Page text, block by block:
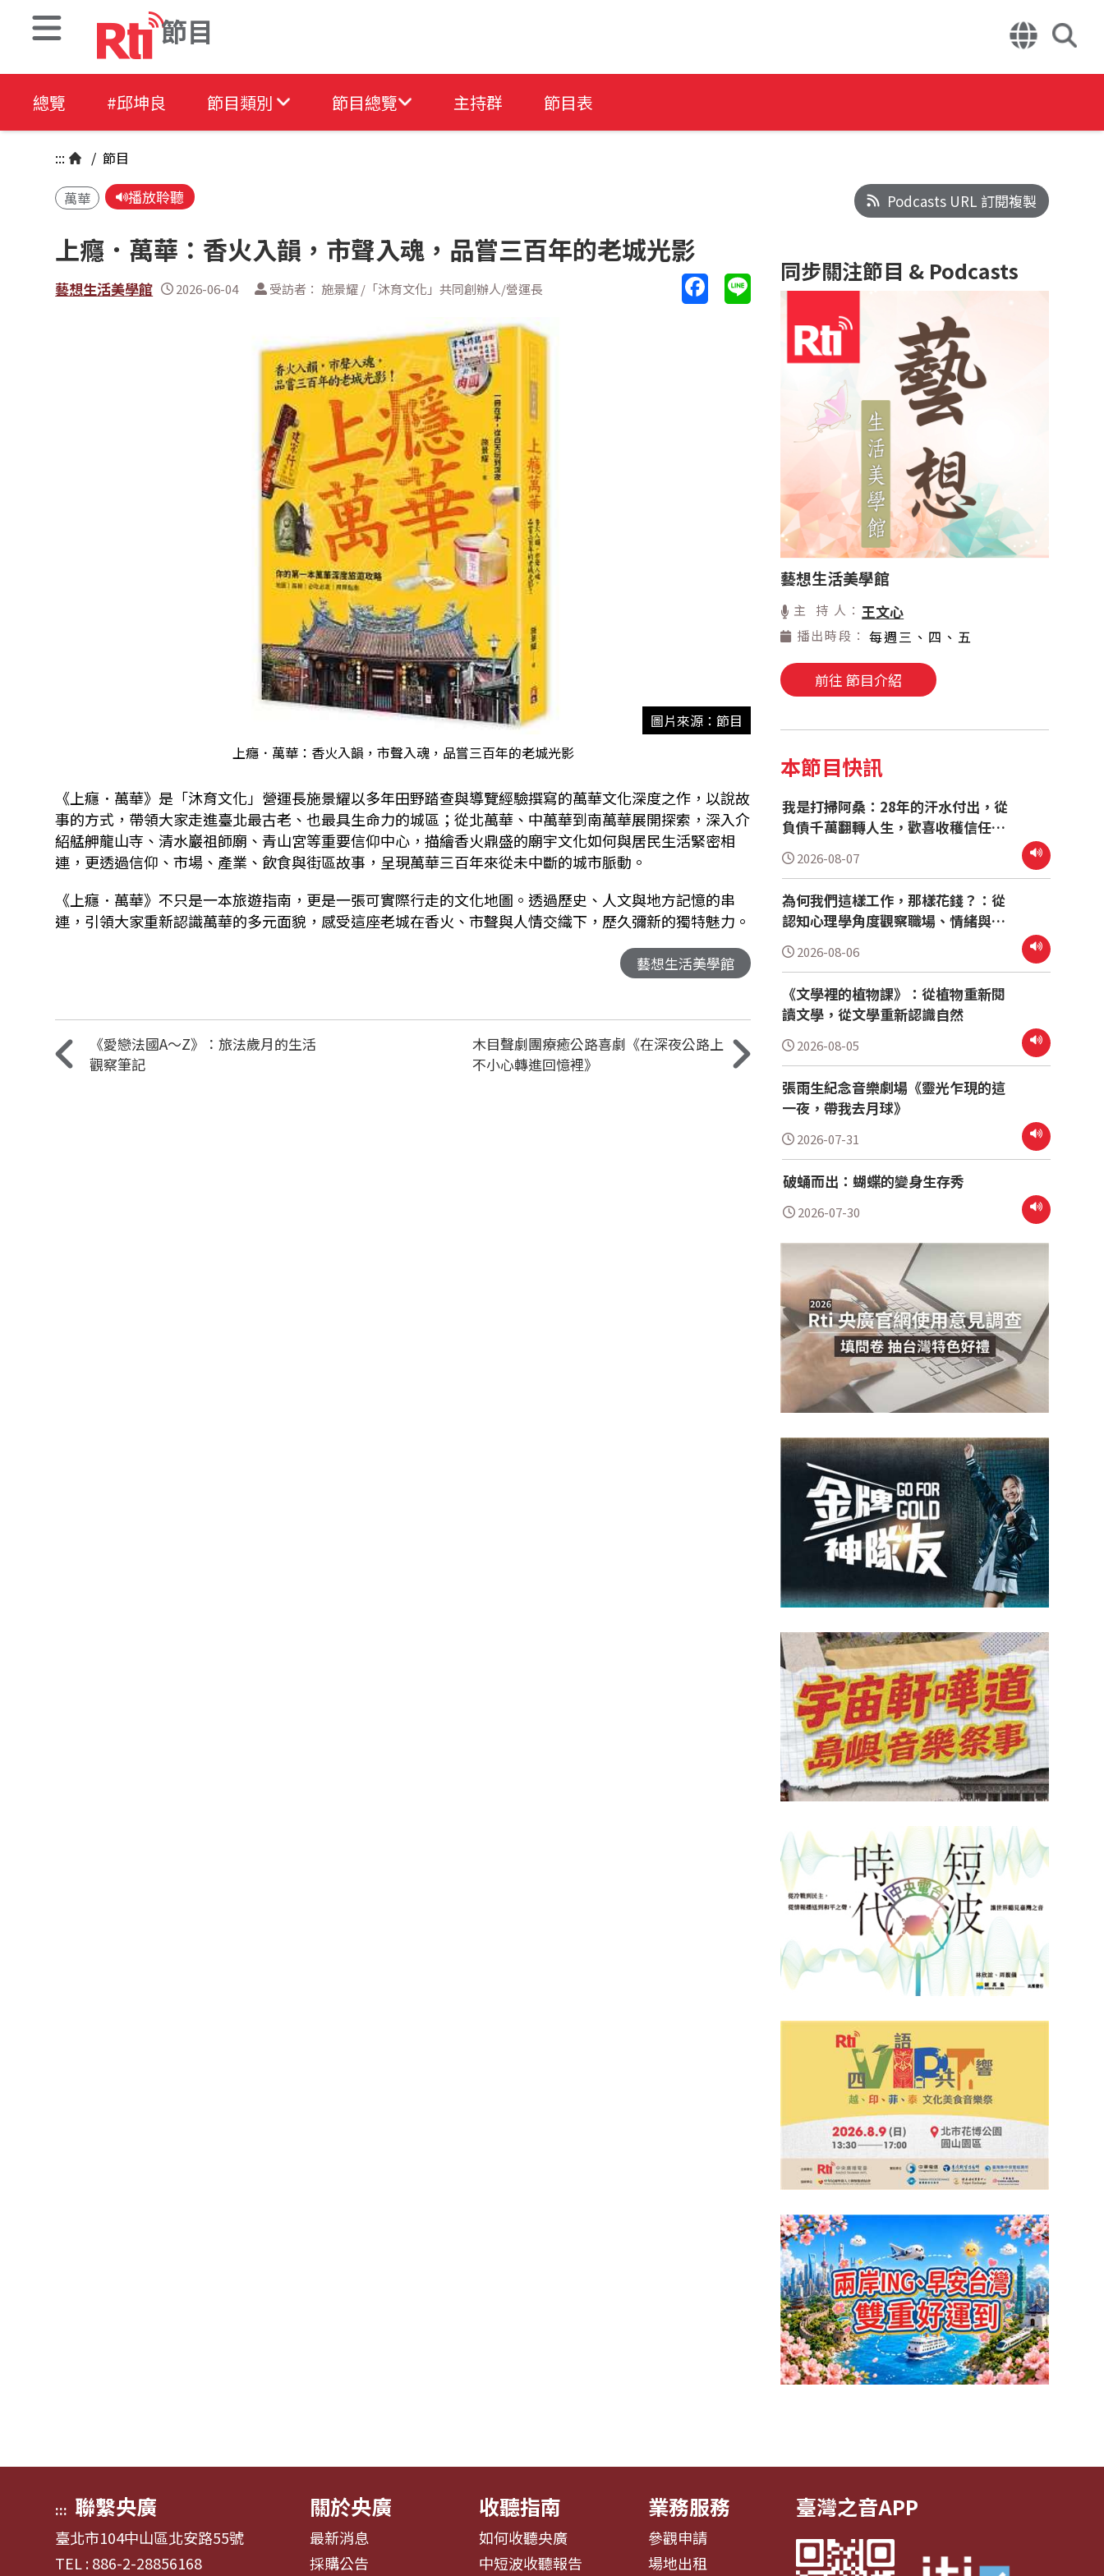
節目
總覽 #邱坤良 節目類別 節目總覽 主持群 節目表
::: / 節目
萬華 播放聆聽
上癮．萬華：香火入韻，市聲入魂，品嘗三百年的老城光影
藝想生活美學館 2026-06-04 受訪者： 施景耀 /「沐育文化」共同創辦人/營運長
圖片來源：節目
上癮．萬華：香火入韻，市聲入魂，品嘗三百年的老城光影
《上癮．萬華》是「沐育文化」營運長施景耀以多年田野踏查與導覽經驗撰寫的萬華文化深度之作，以說故
事的方式，帶領大家走進臺北最古老、也最具生命力的城區；從北萬華、中萬華到南萬華展開探索，深入介
紹艋舺龍山寺、清水巖祖師廟、青山宮等重要信仰中心，描繪香火鼎盛的廟宇文化如何與居民生活緊密相
連，更透過信仰、市場、產業、飲食與街區故事，呈現萬華三百年來從未中斷的城市脈動。
《上癮．萬華》不只是一本旅遊指南，更是一張可實際行走的文化地圖。透過歷史、人文與地方記憶的串
連，引領大家重新認識萬華的多元面貌，感受這座老城在香火、市聲與人情交織下，歷久彌新的獨特魅力。
藝想生活美學館
《愛戀法國A～Z》：旅法歲月的生活
觀察筆記
木目聲劇團療癒公路喜劇《在深夜公路上
不小心轉進回憶裡》
Podcasts URL 訂閱複製
同步關注節目 & Podcasts
藝想生活美學館
主 持 人： 王文心
播出時段： 每週三、四、五
前往 節目介紹
本節目快訊
我是打掃阿桑：28年的汗水付出，從
負債千萬翻轉人生，歡喜收穫信任與
尊重
2026-08-07
為何我們這樣工作，那樣花錢？：從
認知心理學角度觀察職場、情緒與消
費行為
2026-08-06
《文學裡的植物課》：從植物重新閱
讀文學，從文學重新認識自然
2026-08-05
張雨生紀念音樂劇場《靈光乍現的這
一夜，帶我去月球》
2026-07-31
破蛹而出：蝴蝶的變身生存秀
2026-07-30
::: 聯繫央廣
臺北市104中山區北安路55號
TEL : 886-2-28856168
關於央廣
最新消息
採購公告
收聽指南
如何收聽央廣
中短波收聽報告
業務服務
參觀申請
場地出租
臺灣之音APP